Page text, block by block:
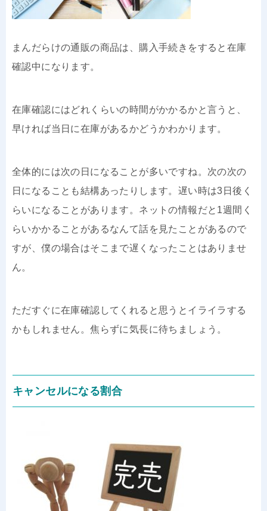
まんだらけの通販の商品は、購入手続きをすると在庫
確認中になります。
在庫確認にはどれくらいの時間がかかるかと言うと、
早ければ当日に在庫があるかどうかわかります。
全体的には次の日になることが多いですね。次の次の
日になることも結構あったりします。遅い時は3日後く
らいになることがあります。ネットの情報だと1週間く
らいかかることがあるなんて話を見たことがあるので
すが、僕の場合はそこまで遅くなったことはありませ
ん。
ただすぐに在庫確認してくれると思うとイライラする
かもしれません。焦らずに気長に待ちましょう。
キャンセルになる割合